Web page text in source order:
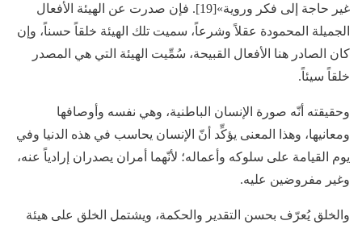
غير حاجة إلى فكر وروية»[19]. فإن صدرت عن الهيئة الأفعال
الجميلة المحمودة عقلاً وشرعاً، سميت تلك الهيئة خلقاً حسناً، وإن
كان الصادر هنا الأفعال القبيحة، سُمِّيت الهيئة التي هي المصدر
خلقاً سيئاً.
وحقيقته أنّه صورة الإنسان الباطنية، وهي نفسه وأوصافها
ومعانيها، وهذا المعنى يؤكِّد أنّ الإنسان يحاسب في هذه الدنيا وفي
يوم القيامة على سلوكه وأعماله؛ لأنّهما أمران يصدران إرادياً عنه،
وغير مفروضين عليه.
والخلق يُعرّف بحسن التقدير والحكمة، ويشتمل الخلق على هيئة